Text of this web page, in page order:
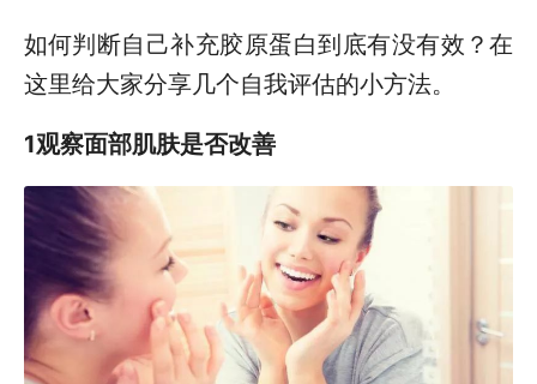
如何判断自己补充胶原蛋白到底有没有效？在
这里给大家分享几个自我评估的小方法。
1观察面部肌肤是否改善